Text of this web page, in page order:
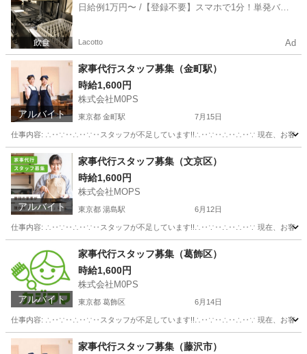
日給例1万円〜 /【登録不要】スマホで1分！単発バイ
Lacotto Ad
アルバイト
家事代行スタッフ募集（金町駅）
時給1,600円
株式会社M0PS
東京都 金町駅 7月15日
仕事内容: ∴‥∵‥∴‥∵‥スタッフが不足しています!!∴‥∵‥∴‥∴‥∵ 現在、お客様から多
東京 葛飾区 金町駅 その他 スタッフ
アルバイト
家事代行スタッフ募集（文京区）
時給1,600円
株式会社MOPS
東京都 湯島駅 6月12日
仕事内容: ∴‥∵‥∴‥∵‥スタッフが不足しています!!∴‥∵‥∴‥∴‥∵ 現在、お客様から多
文京区 湯島駅 その他 スタッフ
アルバイト
家事代行スタッフ募集（葛飾区）
時給1,600円
株式会社M0PS
東京都 葛飾区 6月14日
仕事内容: ∴‥∵‥∴‥∵‥スタッフが不足しています!!∴‥∵‥∴‥∴‥∵ 現在、お客様から多
東京 葛飾区 その他 スタッフ
家事代行スタッフ募集（藤沢市）